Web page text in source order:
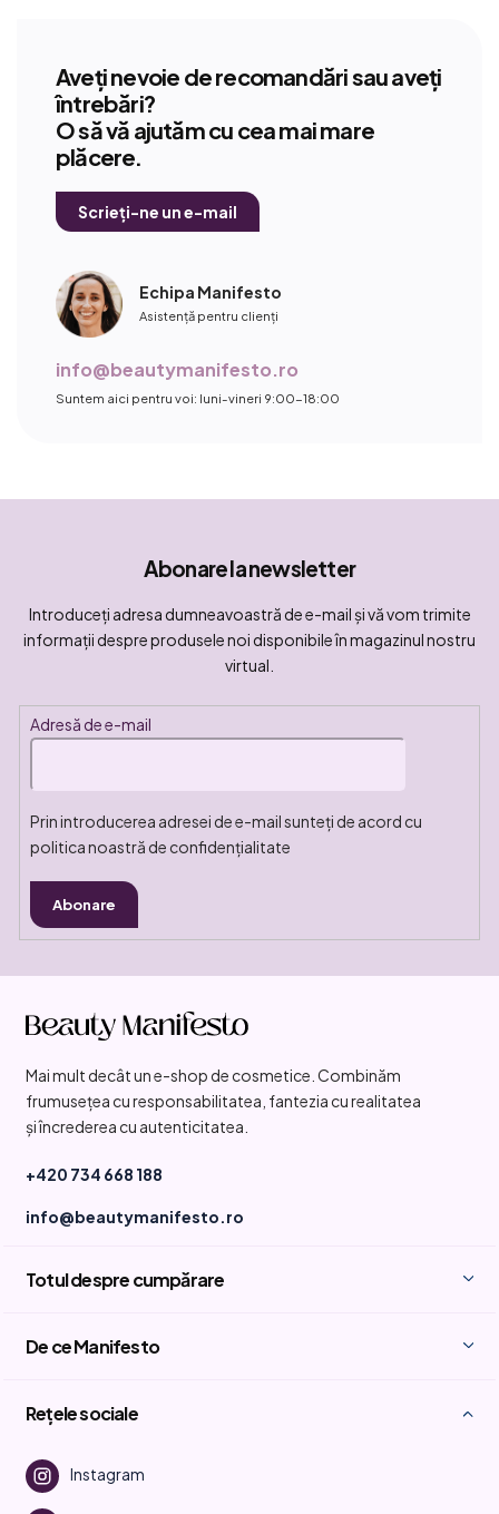
Aveți nevoie de recomandări sau aveți
întrebări?
O să vă ajutăm cu cea mai mare
plăcere.
Scrieți-ne un e-mail
Echipa Manifesto
Asistență pentru clienți
info@beautymanifesto.ro
Suntem aici pentru voi: luni-vineri 9:00-18:00
Abonare la newsletter
Introduceţi adresa dumneavoastră de e-mail şi vă vom trimite
informaţii despre produsele noi disponibile în magazinul nostru
virtual.
Adresă de e-mail
Prin introducerea adresei de e-mail sunteți de acord cu
politica noastră de confidențialitate
Abonare
Mai mult decât un e-shop de cosmetice. Combinăm
frumusețea cu responsabilitatea, fantezia cu realitatea
și încrederea cu autenticitatea.
+420 734 668 188
info@beautymanifesto.ro
Totul despre cumpărare
De ce Manifesto
Rețele sociale
Instagram